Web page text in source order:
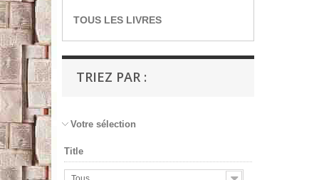
TOUS LES LIVRES
TRIEZ PAR :
Votre sélection
Title